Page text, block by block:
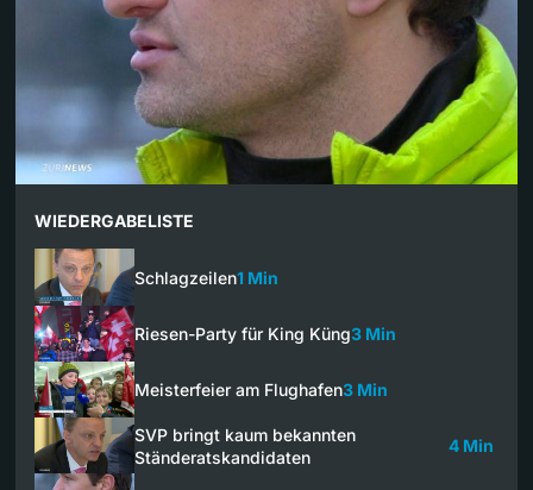
WIEDERGABELISTE
Schlagzeilen1 Min
Riesen-Party für King Küng3 Min
Meisterfeier am Flughafen3 Min
SVP bringt kaum bekannten
Ständeratskandidaten
4 Min